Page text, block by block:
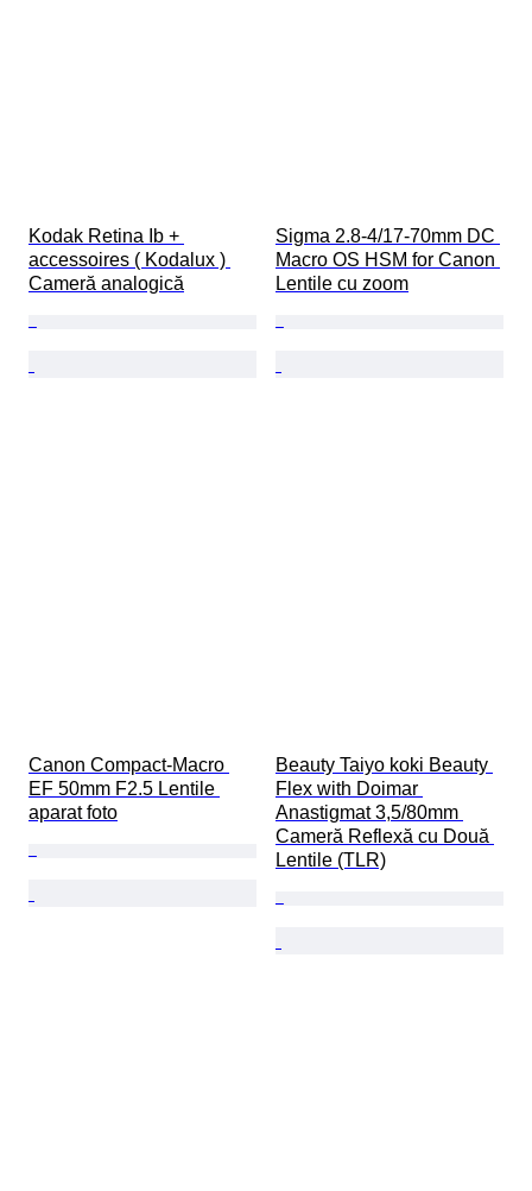
Kodak Retina Ib +
accessoires ( Kodalux )
Cameră analogică
Sigma 2.8-4/17-70mm DC
Macro OS HSM for Canon
Lentile cu zoom
Canon Compact-Macro
EF 50mm F2.5 Lentile
aparat foto
Beauty Taiyo koki Beauty
Flex with Doimar
Anastigmat 3,5/80mm
Cameră Reflexă cu Două
Lentile (TLR)